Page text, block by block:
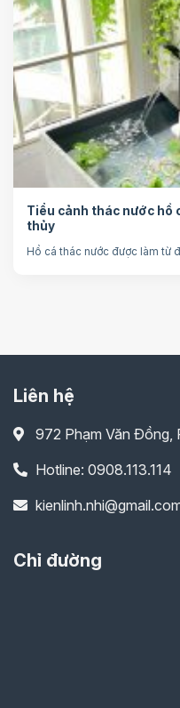
Tiểu cảnh thác nước hồ
thủy
Hồ cá thác nước được làm từ
Liên hệ
972 Phạm Văn Đồng,
Hotline: 0908.113.114
Chỉ đường